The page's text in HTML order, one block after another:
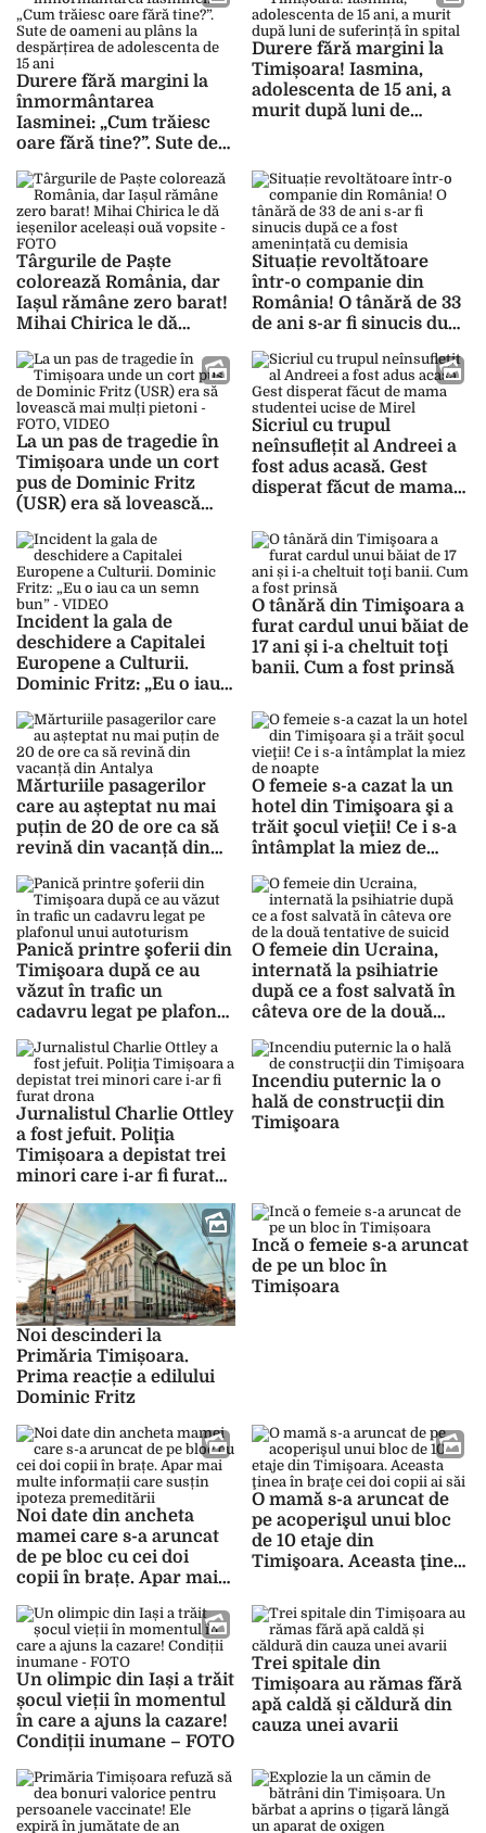
Durere fără margini la
înmormântarea
Iasminei: „Cum trăiesc
oare fără tine?”. Sute de
despărțirea de
adolescenta de 15 ani
Durere fără margini la
Timișoara! Iasmina,
adolescenta de 15 ani, a
murit după luni de
Târgurile de Paște
colorează România, dar
Iașul rămâne zero barat!
Mihai Chirica le dă
vopsite – FOTO
Situație revoltătoare
într-o companie din
România! O tânără de 33
de ani s-ar fi sinucis după
demisia
La un pas de tragedie în
Timișoara unde un cort
pus de Dominic Fritz
(USR) era să lovească
FOTO, VIDEO
Sicriul cu trupul
neînsuflețit al Andreei a
fost adus acasă. Gest
disperat făcut de mama
Incident la gala de
deschidere a Capitalei
Europene a Culturii.
Dominic Fritz: „Eu o iau
VIDEO
O tânără din Timişoara a
furat cardul unui băiat de
17 ani și i-a cheltuit toţi
banii. Cum a fost prinsă
Mărturiile pasagerilor
care au așteptat nu mai
puțin de 20 de ore ca să
revină din vacanță din
O femeie s-a cazat la un
hotel din Timişoara şi a
trăit şocul vieţii! Ce i s-a
întâmplat la miez de
Panică printre şoferii din
Timişoara după ce au
văzut în trafic un
cadavru legat pe plafonul
O femeie din Ucraina,
internată la psihiatrie
după ce a fost salvată în
câteva ore de la două
Jurnalistul Charlie Ottley
a fost jefuit. Poliţia
Timișoara a depistat trei
minori care i-ar fi furat
Incendiu puternic la o
hală de construcţii din
Timişoara
Noi descinderi la
Primăria Timișoara.
Prima reacție a edilului
Dominic Fritz
Incă o femeie s-a aruncat
de pe un bloc în
Timișoara
Noi date din ancheta
mamei care s-a aruncat
de pe bloc cu cei doi
copii în brațe. Apar mai
susțin ipoteza
premeditării
O mamă s-a aruncat de
pe acoperişul unui bloc
de 10 etaje din
Timişoara. Aceasta ţinea
săi
Un olimpic din Iași a trăit
șocul vieții în momentul
în care a ajuns la cazare!
Condiții inumane – FOTO
Trei spitale din
Timișoara au rămas fără
apă caldă și căldură din
cauza unei avarii